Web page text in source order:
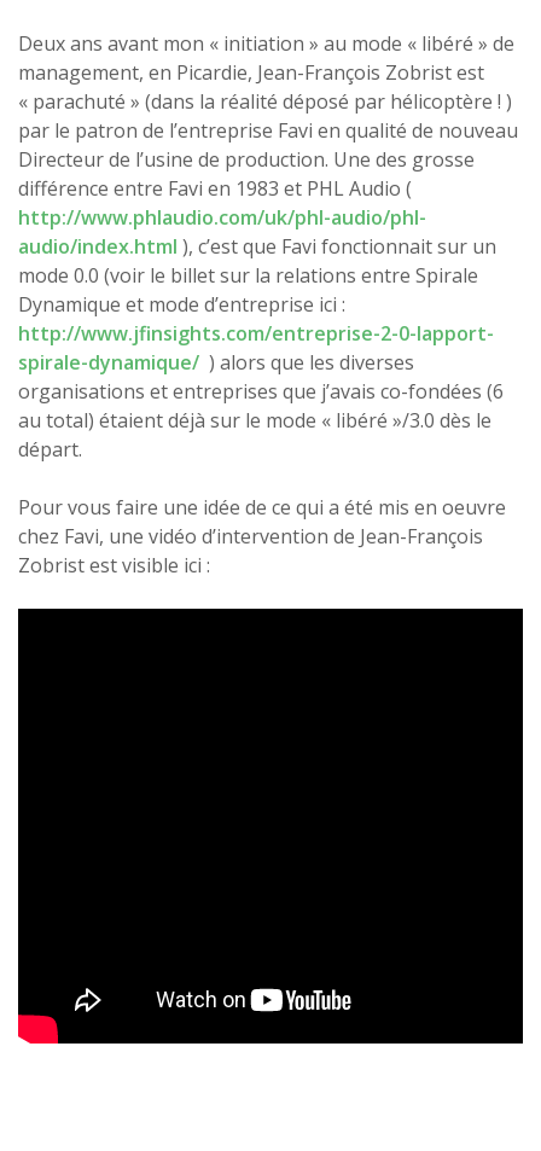
Deux ans avant mon « initiation » au mode « libéré » de
management, en Picardie, Jean-François Zobrist est
« parachuté » (dans la réalité déposé par hélicoptère ! )
par le patron de l’entreprise Favi en qualité de nouveau
Directeur de l’usine de production. Une des grosse
différence entre Favi en 1983 et PHL Audio (
http://www.phlaudio.com/uk/phl-audio/phl-
audio/index.html ), c’est que Favi fonctionnait sur un
mode 0.0 (voir le billet sur la relations entre Spirale
Dynamique et mode d’entreprise ici :
http://www.jfinsights.com/entreprise-2-0-lapport-
spirale-dynamique/ ) alors que les diverses
organisations et entreprises que j’avais co-fondées (6
au total) étaient déjà sur le mode « libéré »/3.0 dès le
départ.
Pour vous faire une idée de ce qui a été mis en oeuvre
chez Favi, une vidéo d’intervention de Jean-François
Zobrist est visible ici :